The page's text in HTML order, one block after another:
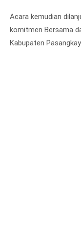
Acara kemudian
komitmen Bersama
Kabupaten